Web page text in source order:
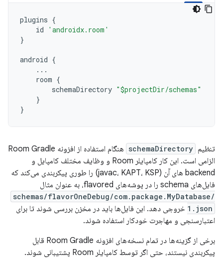
plugins {
id
'androidx.room'
}
android {
...
room {
schemaDirectory "$projectDir/schemas"
}
}
تنظیم schemaDirectory
هنگام استفاده از افزونه Room Gradle
الزامی است. این کار کامپایلر Room و وظایف مختلف کامپایل و
backend های آن (javac، KAPT، KSP) را طوری پیکربندی می‌کند که
فایل‌های schema را در پوشه‌های flavored، به عنوان مثال
schemas/flavorOneDebug/com.package.MyDatabase/
1.json خروجی دهد. این فایل‌ها باید در مخزن بررسی شوند تا برای
اعتبارسنجی و مهاجرت خودکار استفاده شوند.
برخی از گزینه‌ها در تمام نسخه‌های افزونه Room Gradle قابل
پیکربندی نیستند، حتی اگر توسط کامپایلر Room پشتیبانی شوند.